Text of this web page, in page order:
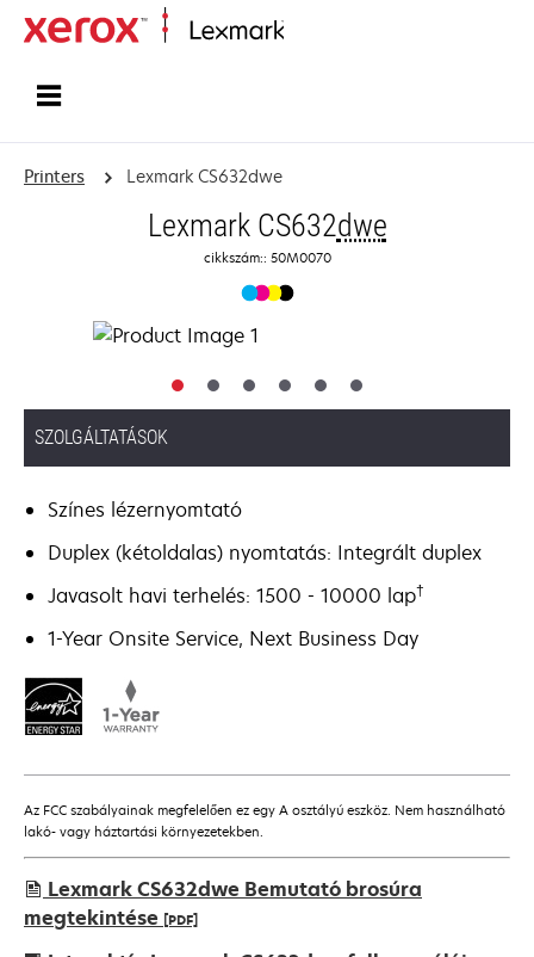
Printers Lexmark CS632dwe
Lexmark CS632dwe
cikkszám:: 50M0070
SZOLGÁLTATÁSOK
Színes lézernyomtató
Duplex (kétoldalas) nyomtatás: Integrált duplex
Javasolt havi terhelés: 1500 - 10000 lap†
1-Year Onsite Service, Next Business Day
Az FCC szabályainak megfelelően ez egy A osztályú eszköz. Nem használható
lakó- vagy háztartási környezetekben.
Lexmark CS632dwe Bemutató brosúra
megtekintése [PDF]